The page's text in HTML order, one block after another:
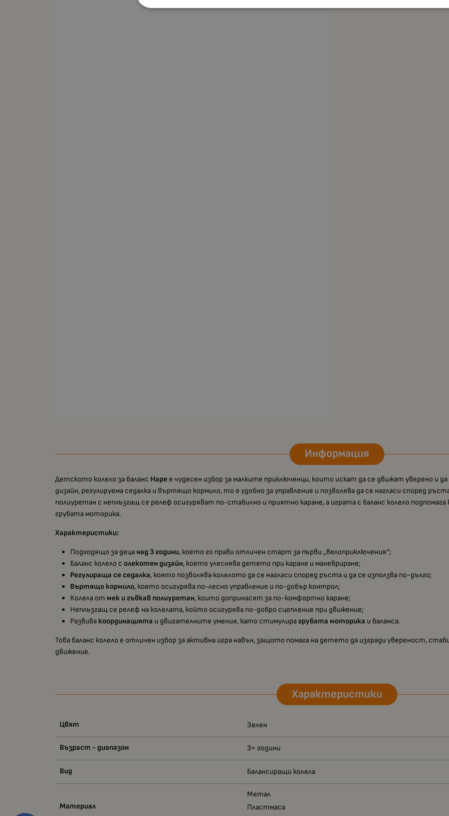
Информация
Детското колело за баланс Hape е чудесен избор за малките приключенци, които искат да се движат уверено и
дизайн, регулируема седалка и въртящо кормило, то е удобно за управление и позволява да се нагласи според
полиуретан с неплъзгащ се релеф осигуряват по-стабилно и приятно каране, а играта с баланс колело
грубата моторика.
Характеристики:
Подходящо за деца над 3 години, което го прави отличен старт за първи „велоприключения“;
Баланс колело солекотен дизайн, което улеснява детето при каране и маневриране;
Регулираща се седалка, която позволява колелото да се нагласи според ръста и да се използва по-дълго;
Въртящо кормило, което осигурява по-лесно управление и по-добър контрол;
Колела от мек и гъвкав полиуретан, които допринасят за по-комфортно каране;
Неплъзгащ се релеф на колелата, който осигурява по-добро сцепление при движение;
Развива координацията и двигателните умения, като стимулирагрубата моторика и баланса.
Това баланс колело е отличен избор за активна игра навън, защото помага на детето да изгради увереност,
движение.
Характеристики
Цвят Зелен
Възраст - диапазон 3+ години
Вид Балансиращи колела
Материал
Метал
Пластмаса